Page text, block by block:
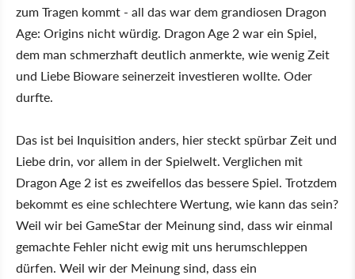
zum Tragen kommt - all das war dem grandiosen Dragon
Age: Origins nicht würdig. Dragon Age 2 war ein Spiel,
dem man schmerzhaft deutlich anmerkte, wie wenig Zeit
und Liebe Bioware seinerzeit investieren wollte. Oder
durfte.
Das ist bei Inquisition anders, hier steckt spürbar Zeit und
Liebe drin, vor allem in der Spielwelt. Verglichen mit
Dragon Age 2 ist es zweifellos das bessere Spiel. Trotzdem
bekommt es eine schlechtere Wertung, wie kann das sein?
Weil wir bei GameStar der Meinung sind, dass wir einmal
gemachte Fehler nicht ewig mit uns herumschleppen
dürfen. Weil wir der Meinung sind, dass ein